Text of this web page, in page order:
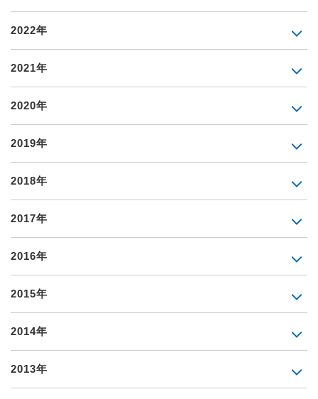
2022年
2021年
2020年
2019年
2018年
2017年
2016年
2015年
2014年
2013年